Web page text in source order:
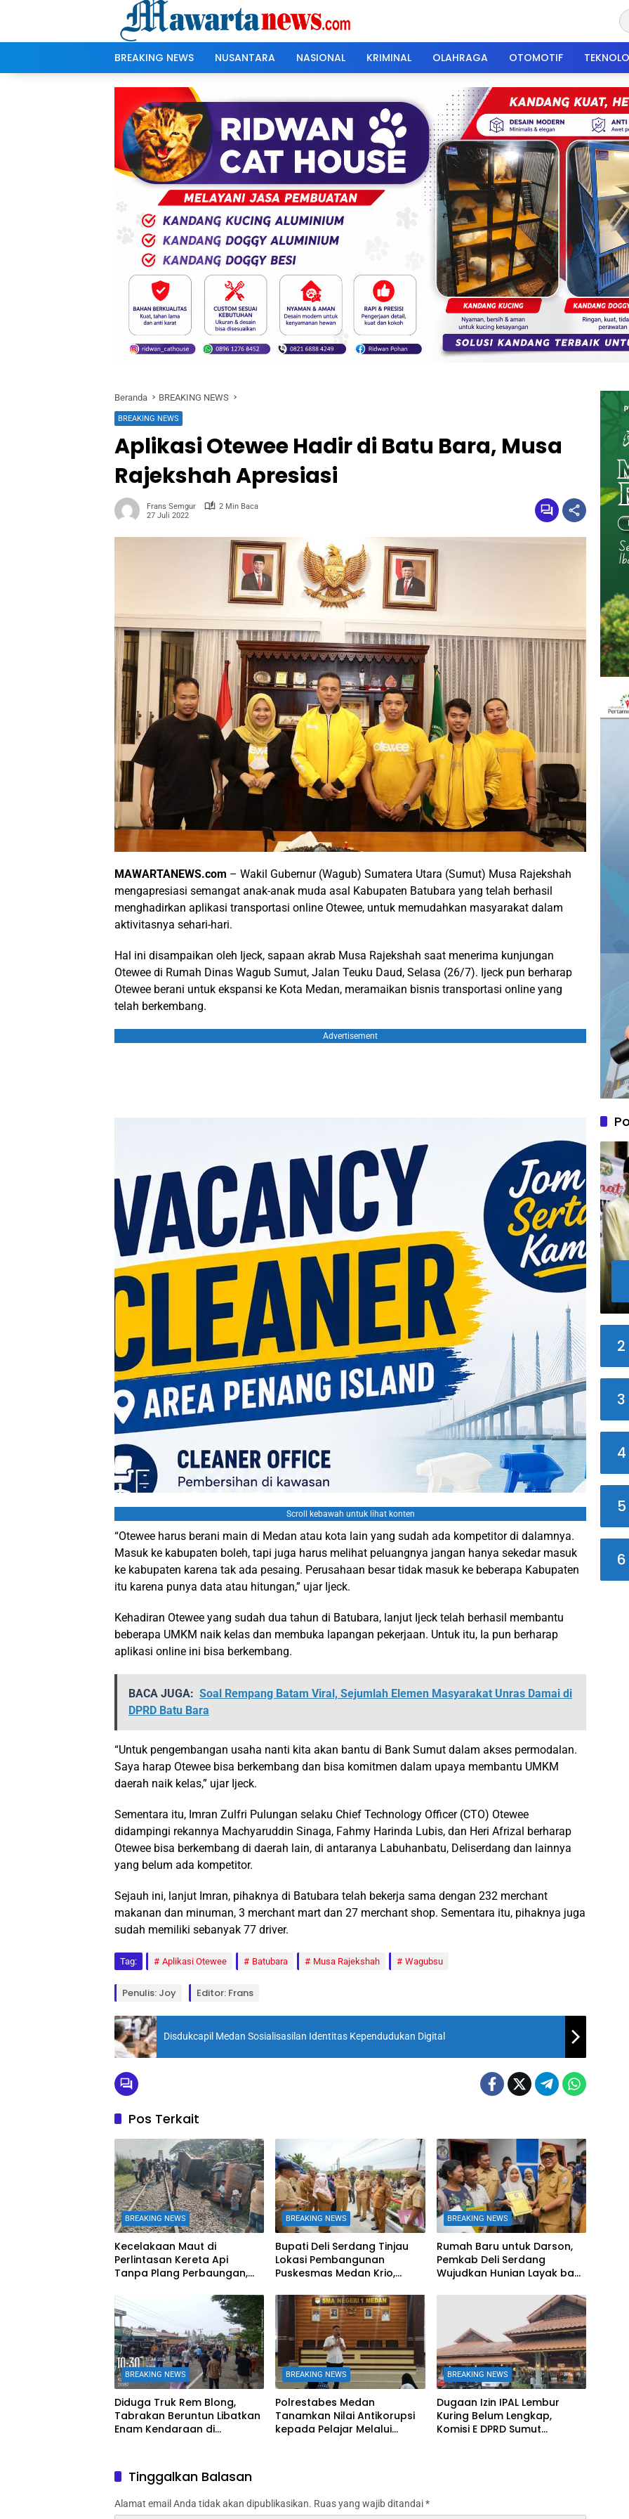
BREAKING NEWS NUSANTARA NASIONAL KRIMINAL OLAHRAGA OTOMOTIF
Beranda BREAKING NEWS
BREAKING NEWS
Aplikasi Otewee Hadir di Batu Bara, Musa
Rajekshah Apresiasi
Frans Semgur
2 Min Baca
27 Juli 2022
MAWARTANEWS.com – Wakil Gubernur (Wagub) Sumatera Utara (Sumut) Musa Rajekshah
mengapresiasi semangat anak-anak muda asal Kabupaten Batubara yang telah berhasil
menghadirkan aplikasi transportasi online Otewee, untuk memudahkan masyarakat dalam
aktivitasnya sehari-hari.
Hal ini disampaikan oleh Ijeck, sapaan akrab Musa Rajekshah saat menerima kunjungan
Otewee di Rumah Dinas Wagub Sumut, Jalan Teuku Daud, Selasa (26/7). Ijeck pun berharap
Otewee berani untuk ekspansi ke Kota Medan, meramaikan bisnis transportasi online yang
telah berkembang.
Advertisement
Scroll kebawah untuk lihat konten
“Otewee harus berani main di Medan atau kota lain yang sudah ada kompetitor di dalamnya.
Masuk ke kabupaten boleh, tapi juga harus melihat peluangnya jangan hanya sekedar masuk
ke kabupaten karena tak ada pesaing. Perusahaan besar tidak masuk ke beberapa Kabupaten
itu karena punya data atau hitungan,” ujar Ijeck.
Kehadiran Otewee yang sudah dua tahun di Batubara, lanjut Ijeck telah berhasil membantu
beberapa UMKM naik kelas dan membuka lapangan pekerjaan. Untuk itu, Ia pun berharap
aplikasi online ini bisa berkembang.
BACA JUGA: Soal Rempang Batam Viral, Sejumlah Elemen Masyarakat Unras Damai di
DPRD Batu Bara
“Untuk pengembangan usaha nanti kita akan bantu di Bank Sumut dalam akses permodalan.
Saya harap Otewee bisa berkembang dan bisa komitmen dalam upaya membantu UMKM
daerah naik kelas,” ujar Ijeck.
Sementara itu, Imran Zulfri Pulungan selaku Chief Technology Officer (CTO) Otewee
didampingi rekannya Machyaruddin Sinaga, Fahmy Harinda Lubis, dan Heri Afrizal berharap
Otewee bisa berkembang di daerah lain, di antaranya Labuhanbatu, Deliserdang dan lainnya
yang belum ada kompetitor.
Sejauh ini, lanjut Imran, pihaknya di Batubara telah bekerja sama dengan 232 merchant
makanan dan minuman, 3 merchant mart dan 27 merchant shop. Sementara itu, pihaknya juga
sudah memiliki sebanyak 77 driver.
Tag: Aplikasi Otewee Batubara Musa Rajekshah Wagubsu
Penulis: Joy Editor: Frans
Disdukcapil Medan Sosialisasilan Identitas Kependudukan Digital
Pos Terkait
BREAKING NEWS
Kecelakaan Maut di
Perlintasan Kereta Api
Tanpa Plang Perbaungan,
Putri Deli, Satu Orang Tewas
BREAKING NEWS
Bupati Deli Serdang Tinjau
Lokasi Pembangunan
Puskesmas Medan Krio,
Kesehatan Warga
BREAKING NEWS
Rumah Baru untuk Darson,
Pemkab Deli Serdang
Wujudkan Hunian Layak bagi
BREAKING NEWS
Diduga Truk Rem Blong,
Tabrakan Beruntun Libatkan
Enam Kendaraan di
BREAKING NEWS
Polrestabes Medan
Tanamkan Nilai Antikorupsi
kepada Pelajar Melalui
BREAKING NEWS
Dugaan Izin IPAL Lembur
Kuring Belum Lengkap,
Komisi E DPRD Sumut
Tinggalkan Balasan
Alamat email Anda tidak akan dipublikasikan. Ruas yang wajib ditandai*
2
3
4
5
6